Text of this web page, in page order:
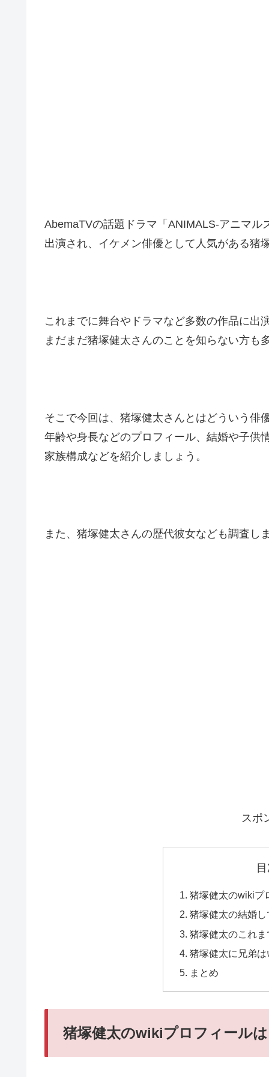
AbemaTVの話題ドラマ「ANIMALS-アニマル
出演され、イケメン俳優として人気がある猪
これまでに舞台やドラマなど多数の作品に出
まだまだ猪塚健太さんのことを知らない方も
そこで今回は、猪塚健太さんとはどういう俳
年齢や身長などのプロフィール、結婚や子供
家族構成などを紹介しましょう。
また、猪塚健太さんの歴代彼女なども調査し
スポ
猪塚健太のwikiプ
猪塚健太の結婚
猪塚健太のこれ
猪塚健太に兄弟
まとめ
猪塚健太のwikiプロフィール